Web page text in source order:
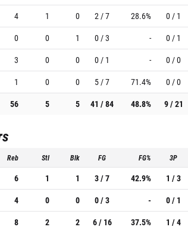
4 1 0 2 / 7 28.6% 0 / 1
0 0 1 0 / 3 - 0 / 1
3 0 0 0 / 1 - 0 / 0
1 0 0 5 / 7 71.4% 0 / 0
56 5 5 41 / 84 48.8% 9 / 21
Reb Stl Blk FG FG% 3P
6 1 1 3 / 7 42.9% 1 / 3
4 0 0 0 / 3 - 0 / 1
8 2 2 6 / 16 37.5% 1 / 4